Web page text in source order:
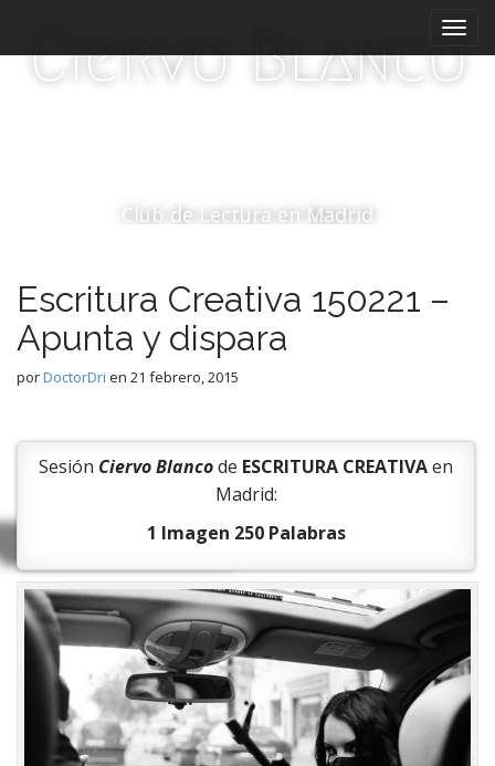
l
Ciervo Blanco
Club de Lectura en Madrid
Escritura Creativa 150221 –
Apunta y dispara
porDoctorDri en 21 febrero, 2015
Sesión Ciervo Blancode ESCRITURA CREATIVAen
Madrid:
1 Imagen 250 Palabras